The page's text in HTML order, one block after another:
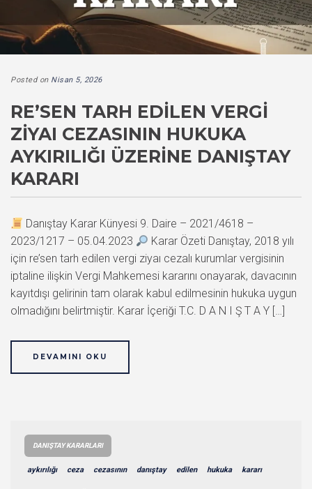
Posted on Nisan 5, 2026
RE’SEN TARH EDILEN VERGI
ZIYAI CEZASININ HUKUKA
AYKIRILIĞI ÜZERINE DANIŞTAY
KARARI
Danıştay Karar Künyesi 9. Daire – 2021/4618 –
2023/1217 – 05.04.2023
Karar Özeti Danıştay, 2018 yılı
için re’sen tarh edilen vergi ziyaı cezalı kurumlar vergisinin
iptaline ilişkin Vergi Mahkemesi kararını onayarak, davacının
kayıtdışı gelirinin tam olarak kabul edilmesinin hukuka uygun
olmadığını belirtmiştir. Karar İçeriği T.C. D A N I Ş T A Y […]
DEVAMINI OKU
DANIŞTAY KARARLARI
aykırılığı ceza cezasının danıştay edilen hukuka kararı